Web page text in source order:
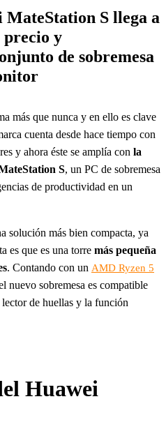
S llega a
precio y
de sobremesa
más que nunca y en ello es clave
cuenta desde hace tiempo con
y ahora éste se amplía con la
S, un PC de sobremesa
de productividad en un
solución más bien compacta, ya
es que es una torre más pequeña
. Contando con un AMD Ryzen 5
nuevo sobremesa es compatible
de huellas y la función
Huawei